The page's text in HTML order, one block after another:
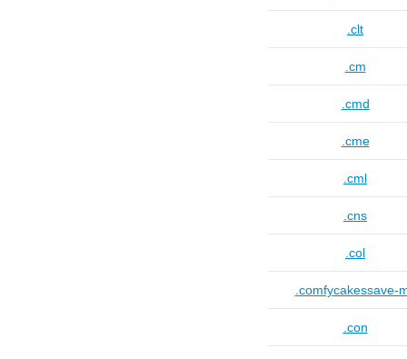
.clt
.cm
.cmd
.cme
.cml
.cns
.col
.comfycakessave-
.con